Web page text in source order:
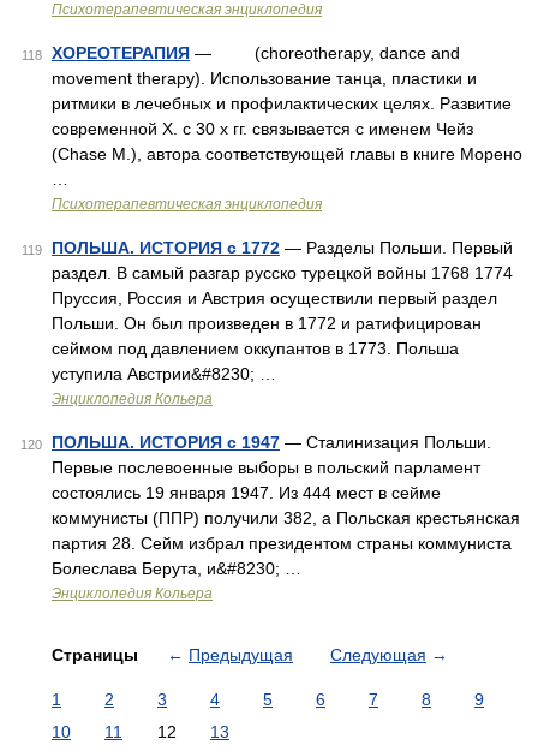
Психотерапевтическая энциклопедия
118 ХОРЕОТЕРАПИЯ — (choreotherapy, dance and
movement therapy). Использование танца, пластики и
ритмики в лечебных и профилактических целях. Развитие
современной X. с 30 х гг. связывается с именем Чейз
(Chase M.), автора соответствующей главы в книге Морено
Психотерапевтическая энциклопедия
119 ПОЛЬША. ИСТОРИЯ c 1772 — Разделы Польши. Первый
раздел. В самый разгар русско турецкой войны 1768 1774
Пруссия, Россия и Австрия осуществили первый раздел
Польши. Он был произведен в 1772 и ратифицирован
сеймом под давлением оккупантов в 1773. Польша
уступила Австрии&#8230; …
Энциклопедия Кольера
120 ПОЛЬША. ИСТОРИЯ c 1947 — Сталинизация Польши.
Первые послевоенные выборы в польский парламент
состоялись 19 января 1947. Из 444 мест в сейме
коммунисты (ППР) получили 382, а Польская крестьянская
партия 28. Сейм избрал президентом страны коммуниста
Болеслава Берута, и&#8230; …
Энциклопедия Кольера
Страницы ← Предыдущая Следующая →
1 2 3 4 5 6 7 8
9
10
11 12 13